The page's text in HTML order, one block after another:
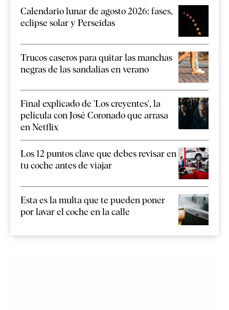
Calendario lunar de agosto 2026: fases,
eclipse solar y Perseidas
Trucos caseros para quitar las manchas
negras de las sandalias en verano
Final explicado de 'Los creyentes', la
película con José Coronado que arrasa
en Netflix
Los 12 puntos clave que debes revisar en
tu coche antes de viajar
Esta es la multa que te pueden poner
por lavar el coche en la calle